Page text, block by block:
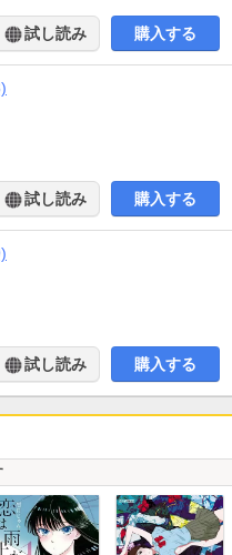
試し読み 購入する
試し読み 購入する
試し読み 購入する